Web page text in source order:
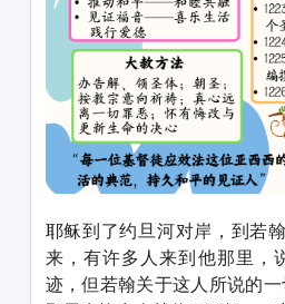
耶稣到了约旦河对岸，到若
来，有许多人来到他那里，
迹，但若翰关于这人所说的